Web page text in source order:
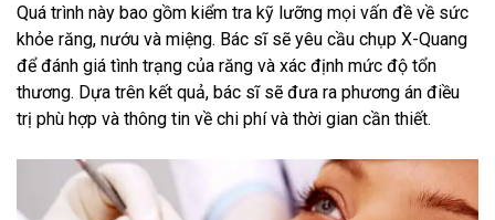
Quá trình này bao gồm kiểm tra kỹ lưỡng mọi vấn đề về sức
khỏe răng, nướu và miệng. Bác sĩ sẽ yêu cầu chụp X-Quang
để đánh giá tình trạng của răng và xác định mức độ tổn
thương. Dựa trên kết quả, bác sĩ sẽ đưa ra phương án điều
trị phù hợp và thông tin về chi phí và thời gian cần thiết.